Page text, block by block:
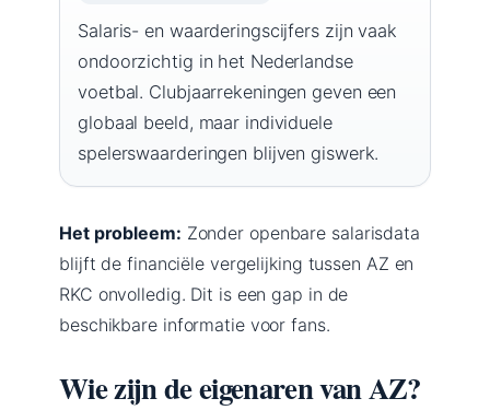
Salaris- en waarderingscijfers zijn vaak
ondoorzichtig in het Nederlandse
voetbal. Clubjaarrekeningen geven een
globaal beeld, maar individuele
spelerswaarderingen blijven giswerk.
Het probleem: Zonder openbare salarisdata
blijft de financiële vergelijking tussen AZ en
RKC onvolledig. Dit is een gap in de
beschikbare informatie voor fans.
Wie zijn de eigenaren van AZ?